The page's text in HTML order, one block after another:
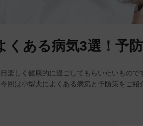
くある病気3選！予
楽しく健康的に過ごしてもらいたいもの
回は小型犬によくある病気と予防策をご紹